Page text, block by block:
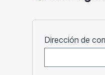
Dirección de